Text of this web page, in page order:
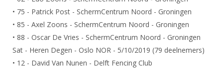
Witte Vlekkenplan
Oprichting Vereniging
Overschrijven leden
Aanvragen van scheidsrechters
Scheidsrechterslijst
Verwerk wedstrijduitslagen
Infotheek
Bibliotheek
ALV
• 75 - Patrick Post - SchermCentrum Noord - Groningen
• 85 - Axel Zoons - SchermCentrum Noord - Groningen
• 88 - Oscar De Vries - SchermCentrum Noord - Groningen
Sat - Heren Degen - Oslo NOR - 5/10/2019 (79 deelnemers)
• 12 - David Van Nunen - Delft Fencing Club